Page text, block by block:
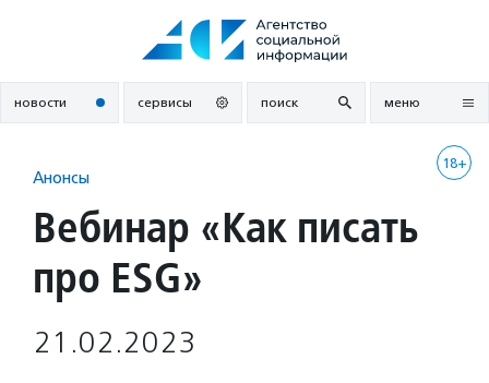
новости сервисы поиск меню
18+
Анонсы
Вебинар «Как писать
про ESG»
21.02.2023